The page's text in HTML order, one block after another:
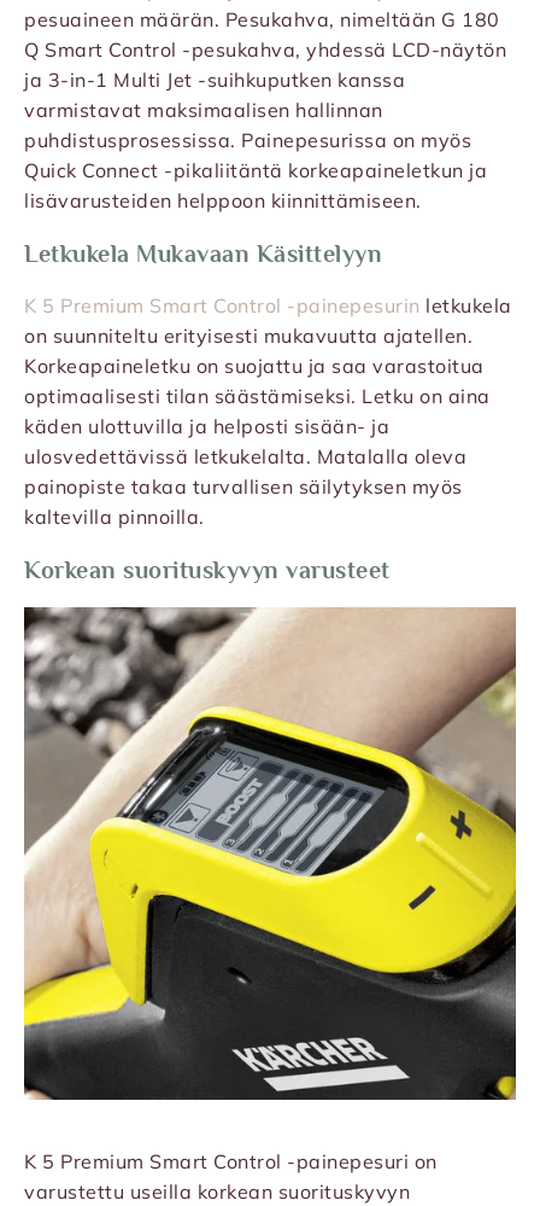
pesuaineen määrän. Pesukahva, nimeltään G 180
Q Smart Control -pesukahva, yhdessä LCD-näytön
ja 3-in-1 Multi Jet -suihkuputken kanssa
varmistavat maksimaalisen hallinnan
puhdistusprosessissa. Painepesurissa on myös
Quick Connect -pikaliitäntä korkeapaineletkun ja
lisävarusteiden helppoon kiinnittämiseen.
Letkukela Mukavaan Käsittelyyn
K 5 Premium Smart Control -painepesurin letkukela
on suunniteltu erityisesti mukavuutta ajatellen.
Korkeapaineletku on suojattu ja saa varastoitua
optimaalisesti tilan säästämiseksi. Letku on aina
käden ulottuvilla ja helposti sisään- ja
ulosvedettävissä letkukelalta. Matalalla oleva
painopiste takaa turvallisen säilytyksen myös
kaltevilla pinnoilla.
Korkean suorituskyvyn varusteet
K 5 Premium Smart Control -painepesuri on
varustettu useilla korkean suorituskyvyn